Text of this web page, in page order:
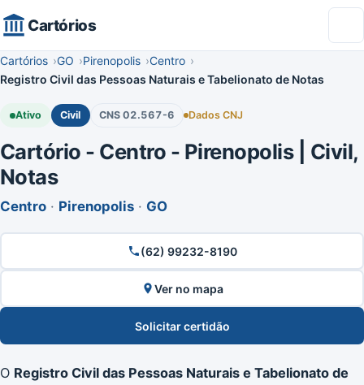
Cartórios
Cartórios GO Pirenopolis
Centro
Registro Civil das Pessoas Naturais e Tabelionato de Notas
Ativo Civil CNS 02.567-6 Dados CNJ
Cartório - Centro - Pirenopolis | Civil,
Notas
Centro · Pirenopolis · GO
(62) 99232-8190
Ver no mapa
Solicitar certidão
O Registro Civil das Pessoas Naturais e Tabelionato de